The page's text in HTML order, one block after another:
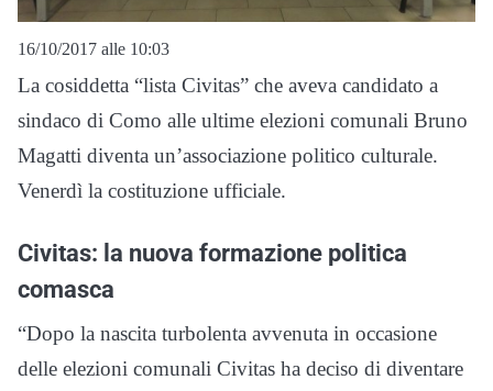
16/10/2017 alle 10:03
La cosiddetta “lista Civitas” che aveva candidato a
sindaco di Como alle ultime elezioni comunali Bruno
Magatti diventa un’associazione politico culturale.
Venerdì la costituzione ufficiale.
Civitas: la nuova formazione politica
comasca
“Dopo la nascita turbolenta avvenuta in occasione
delle elezioni comunali Civitas ha deciso di diventare